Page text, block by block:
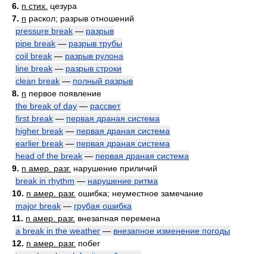
6. n стих. цезура
7. n раскол; разрыв отношений
pressure break — разрыв
pipe break — разрыв трубы
coil break — разрыв рулона
line break — разрыв строки
clean break — полный разрыв
8. n первое появление
the break of day — рассвет
first break — первая драная система
higher break — первая драная система
earlier break — первая драная система
head of the break — первая драная система
9. n амер. разг. нарушение приличий
break in rhythm — нарушение ритма
10. n амер. разг. ошибка; неуместное замечание
major break — грубая ошибка
11. n амер. разг. внезапная перемена
a break in the weather — внезапное изменение погоды
12. n амер. разг. побег